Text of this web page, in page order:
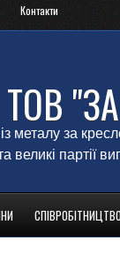
Контакти
ТОВ
металу за
великі партії